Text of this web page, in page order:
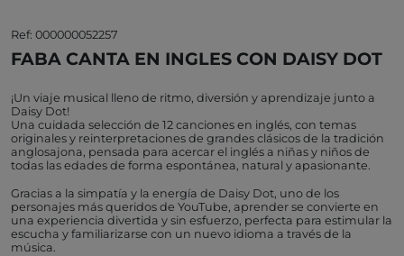
Ref: 000000052257
FABA CANTA EN INGLES CON DAISY DOT
¡Un viaje musical lleno de ritmo, diversión y aprendizaje junto a
Daisy Dot!
Una cuidada selección de 12 canciones en inglés, con temas
originales y reinterpretaciones de grandes clásicos de la tradición
anglosajona, pensada para acercar el inglés a niñas y niños de
todas las edades de forma espontánea, natural y apasionante.
Gracias a la simpatía y la energía de Daisy Dot, uno de los
personajes más queridos de YouTube, aprender se convierte en
una experiencia divertida y sin esfuerzo, perfecta para estimular la
escucha y familiarizarse con un nuevo idioma a través de la
música.